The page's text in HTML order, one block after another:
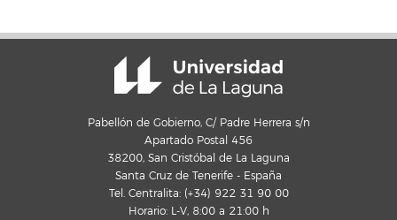
Pabellón de Gobierno, C/ Padre Herrera s/n
Apartado Postal 456
38200, San Cristóbal de La Laguna
Santa Cruz de Tenerife - España
Tel. Centralita: (+34) 922 31 90 00
Horario: L-V, 8:00 a 21:00 h